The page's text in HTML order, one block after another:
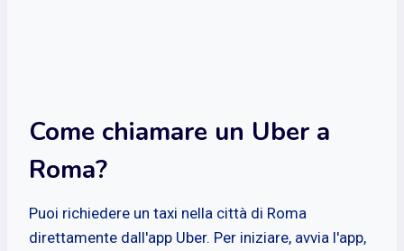
Come chiamare un Uber a
Roma?
Puoi richiedere un taxi nella città di Roma
direttamente dall'app Uber. Per iniziare, avvia l'app,